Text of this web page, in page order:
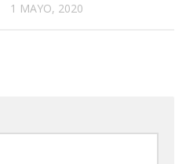
1 MAYO, 2020